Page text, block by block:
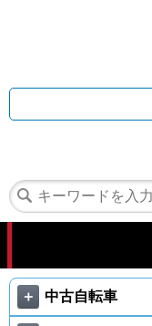
＋ 中古自転車